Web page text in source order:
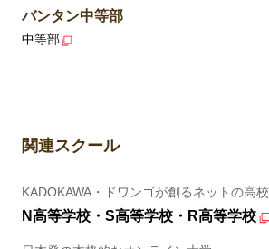
バンタン中等部
中等部
関連スクール
KADOKAWA・ドワンゴが創るネットの高校
N高等学校・S高等学校・R高等学校